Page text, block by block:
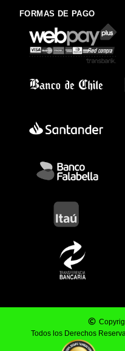
FORMAS DE PAGO
Todos los Derechos